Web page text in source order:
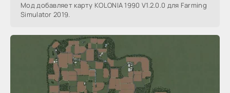
Мод добавляет карту KOLONIA 1990 V1.2.0.0 для Farming
Simulator 2019.